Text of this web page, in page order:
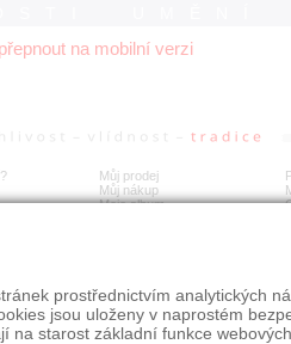
přepnout na mobilní verzi
Můj prodej
Můj nákup
Moje album
plastika 1968
prostřednictvím analytických
jsou uloženy v naprostém
na starost základní funkce